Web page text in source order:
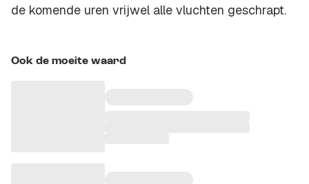
de komende uren vrijwel alle vluchten geschrapt.
Ook de moeite waard